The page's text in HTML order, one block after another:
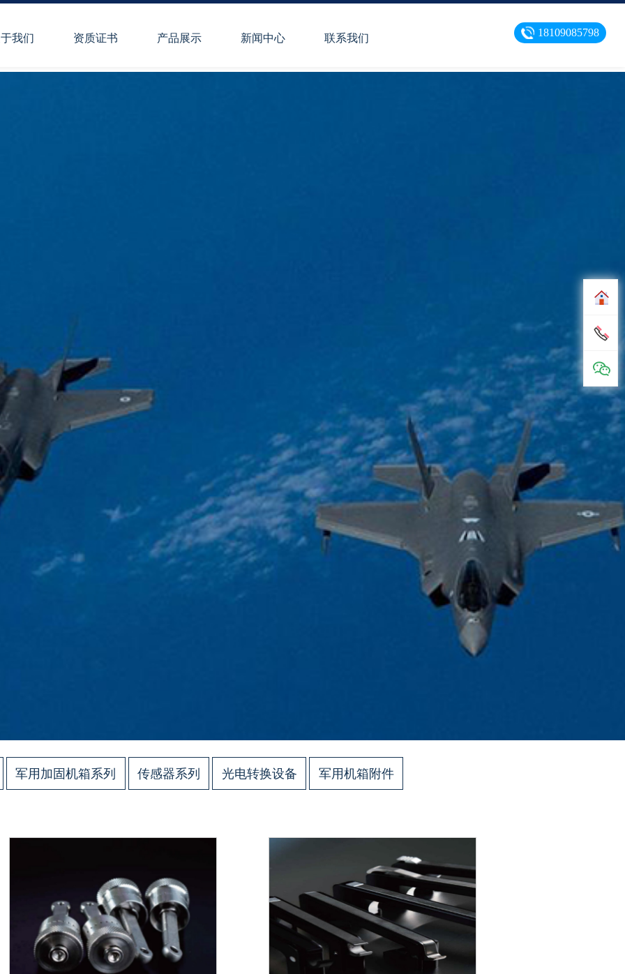
我们 资质证书 产品展示 新闻中心 联系我们 18109085798
军用加固机箱系列 传感器系列 光电转换设备 军用机箱附件